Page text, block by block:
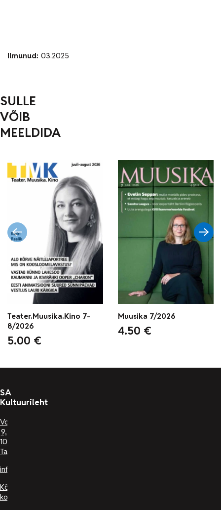
Ilmunud: 03.2025
SULLE
VÕIB
MEELDIDA
Teater.Muusika.Kino 7-
8/2026
5.00 €
Muusika 7/2026
4.50 €
SA
Kultuurileht
Voorimehe
9,
10146
Tallinn
info@kl.ee
Kõik
kontaktid